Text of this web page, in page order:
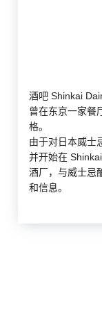
酒吧 Shinkai
曾在东京一家餐
格。
由于对日本威士
并开始在
酒厂，与威士忌
和信息。